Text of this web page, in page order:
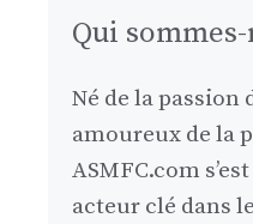
Qui sommes-
Né de la passion
amoureux de la
ASMFC.com
acteur clé dans